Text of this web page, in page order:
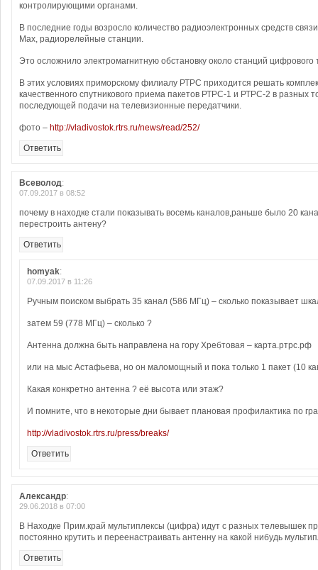
контролирующими органами.
В последние годы возросло количество радиоэлектронных средств
Max, радиорелейные станции.
Это осложнило электромагнитную обстановку около станций
В этих условиях приморскому филиалу РТРС приходится решать
качественного спутникового приема пакетов РТРС-1 и РТРС-2 в разных
последующей подачи на телевизионные передатчики.
фото – http://vladivostok.rtrs.ru/news/read/252/
Ответить
Всеволод:
07.09.2017 в 08:52
почему в находке стали показывать восемь каналов,раньше было 20
перестроить антену?
Ответить
homyak:
07.09.2017 в 11:26
Ручным поиском выбрать 35 канал (586 МГц) – сколько показывает
затем 59 (778 МГц) – сколько ?
Антенна должна быть направлена на гору Хребтовая – карта.ртрс.рф
или на мыс Астафьева, но он маломощный и пока только 1 пакет (10
Какая конкретно антенна ? её высота или этаж?
И помните, что в некоторые дни бывает плановая профилактика по
http://vladivostok.rtrs.ru/press/breaks/
Ответить
Александр:
29.06.2018 в 07:00
В Находке Прим.край мультиплексы (цифра) идут с разных телевышек
постоянно крутить и переенастраивать антенну на какой нибудь
Ответить